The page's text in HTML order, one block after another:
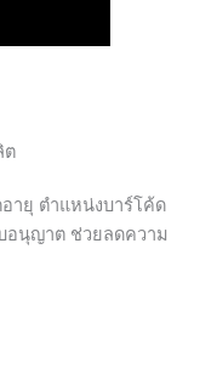
ต
ายุ ตำแหน่งบาร์โค้ด
อนุญาต ช่วยลดความ